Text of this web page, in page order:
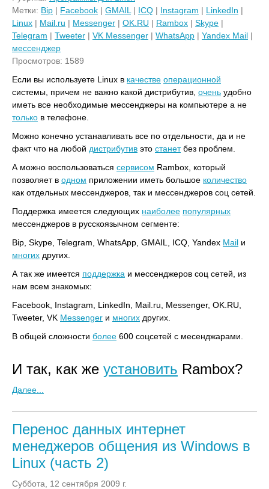
Метки: Bip | Facebook | GMAIL | ICQ | Instagram | LinkedIn |
Linux | Mail.ru | Messenger | OK.RU | Rambox | Skype |
Telegram | Tweeter | VK Messenger | WhatsApp | Yandex Mail |
мессенджер
Просмотров: 1589
Если вы используете Linux в качестве операционной
системы, причем не важно какой дистрибутив, очень удобно
иметь все необходимые мессенджеры на компьютере а не
только в телефоне.
Можно конечно устанавливать все по отдельности, да и не
факт что на любой дистрибутив это станетбез проблем.
А можно воспользоваться сервисом Rambox, который
позволяет в одном приложении иметь большое количество
как отдельных мессенджеров, так и мессенджеров соц сетей.
Поддержка имеется следующих наиболее популярных
мессенджеров в русскоязычном сегменте:
Bip, Skype, Telegram, WhatsApp, GMAIL, ICQ, Yandex Mail и
многих других.
А так же имеется поддержка и мессенджеров соц сетей, из
нам всем знакомых:
Facebook, Instagram, LinkedIn, Mail.ru, Messenger, OK.RU,
Tweeter, VK Messenger и многих других.
В общей сложности более 600 соцсетей с месенджарами.
И так, как же установить Rambox?
Далее...
Перенос данных интернет
менеджеров общения из Windows в
Linux (часть 2)
Суббота, 12 сентября 2009 г.